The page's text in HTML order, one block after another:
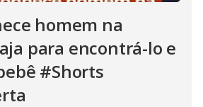
homem na
para encontrá-lo e
#Shorts